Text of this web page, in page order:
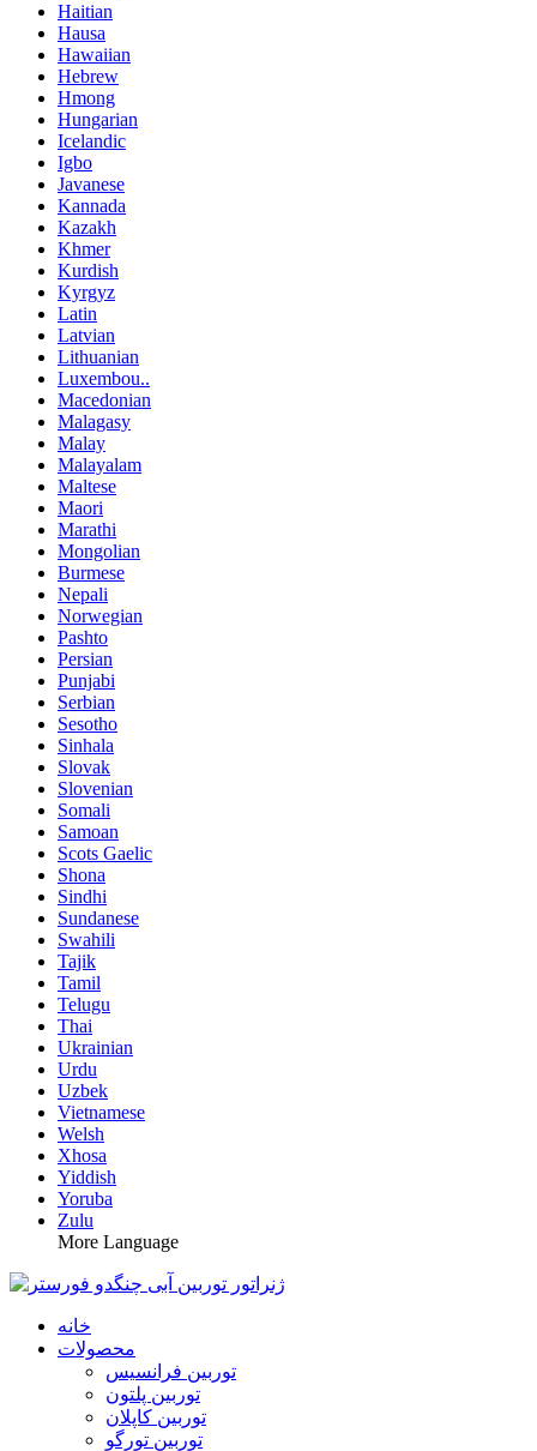
Haitian
Hausa
Hawaiian
Hebrew
Hmong
Hungarian
Icelandic
Igbo
Javanese
Kannada
Kazakh
Khmer
Kurdish
Kyrgyz
Latin
Latvian
Lithuanian
Luxembou..
Macedonian
Malagasy
Malay
Malayalam
Maltese
Maori
Marathi
Mongolian
Burmese
Nepali
Norwegian
Pashto
Persian
Punjabi
Serbian
Sesotho
Sinhala
Slovak
Slovenian
Somali
Samoan
Scots Gaelic
Shona
Sindhi
Sundanese
Swahili
Tajik
Tamil
Telugu
Thai
Ukrainian
Urdu
Uzbek
Vietnamese
Welsh
Xhosa
Yiddish
Yoruba
Zulu
More Language
خانه
محصولات
توربین فرانسیس
توربین پلتون
توربین کاپلان
توربین تورگو